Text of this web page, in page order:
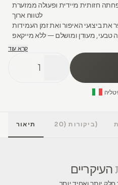
חזותית מיידית ופעולה ממזערת
לטווח ארוך
את ביצועי האיפור ואת זמן העמידות
טבעי, מעודן ומושלם — ללא מייקאפ
קרא עוד
1
תיאור ביקורות(20)
העיקריים